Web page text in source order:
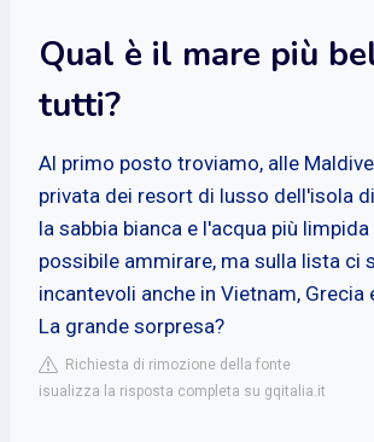
Qual è il mare più
tutti?
Al primo posto troviamo, alle
privata dei resort di lusso dell'isola
la sabbia bianca e l'acqua più limpida
possibile ammirare, ma sulla lista ci
incantevoli anche in Vietnam, Grecia
La grande sorpresa?
Richiesta di rimozione della fonte
isualizza la risposta completa su gqitalia.it